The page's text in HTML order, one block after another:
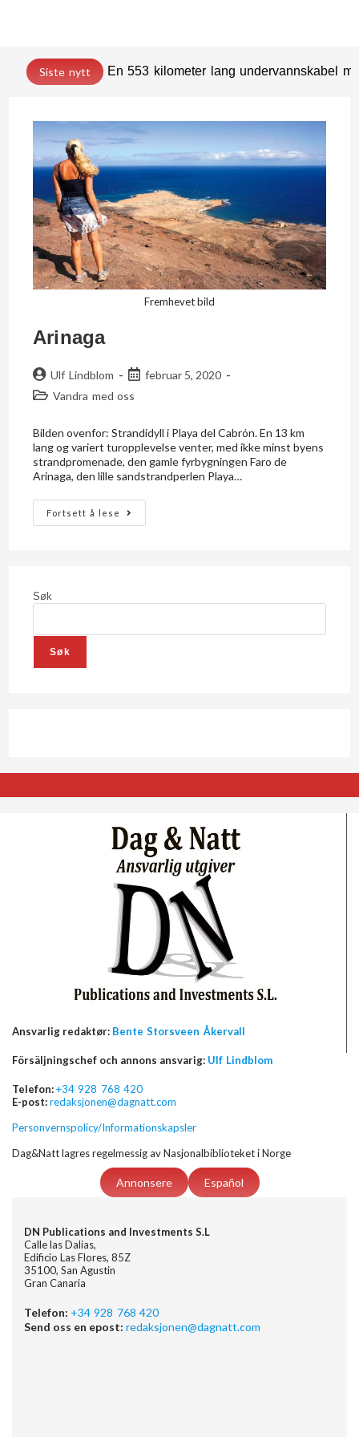
Siste nytt En 553 kilometer lang undervannskabel
Fremhevet bild
Arinaga
Ulf Lindblom
februar 5, 2020
Vandra med oss
Bilden ovenfor: Strandidyll i Playa del Cabrón. En 13 km
lang og variert turopplevelse venter, med ikke minst byens
strandpromenade, den gamle fyrbygningen Faro de
Arinaga, den lille sandstrandperlen Playa…
Fortsett å lese
Søk
Søk
Ansvarlig redaktør: Bente Storsveen Åkervall
Försäljningschef och annons ansvarig: Ulf Lindblom
Telefon:+34 928 768 420
E-post:redaksjonen@dagnatt.com
Personvernspolicy/Informationskapsler
Dag&Natt lagres regelmessig av Nasjonalbiblioteket i Norge
Annonsere Español
DN Publications and Investments S.L
Calle las Dalias,
Edificio Las Flores, 85Z
35100, San Agustin
Gran Canaria
Telefon: +34 928 768 420
Send oss en epost: redaksjonen@dagnatt.com